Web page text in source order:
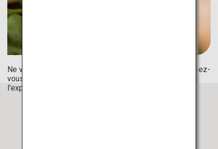
Ne vous contentez pas de manger de la pastèque, amusez-
vous à la récolter ! Créez de beaux souvenirs en visitant
l'exploitation où l'on récolte ce fruit estival.